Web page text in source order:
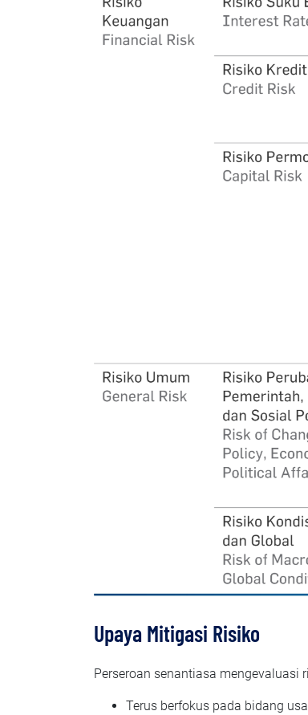
Upaya Mitigasi Risiko
Perseroan senantiasa
Terus berfokus pada bidang